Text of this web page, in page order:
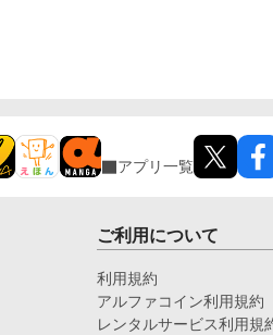
アプリ一覧
ご利用について
利用規約
アルファコイン利用規約
レンタルサービス利用規